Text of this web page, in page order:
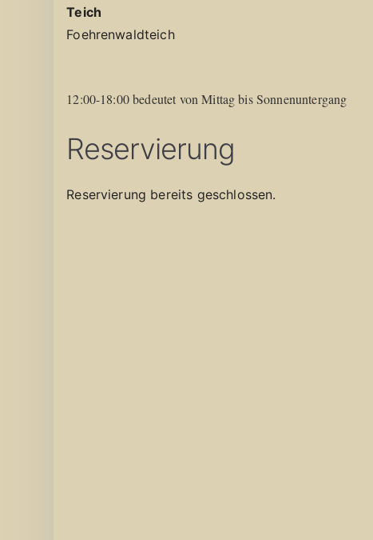
Teich
Foehrenwaldteich
12:00-18:00 bedeutet von Mittag bis Sonnenuntergang
Reservierung
Reservierung bereits geschlossen.